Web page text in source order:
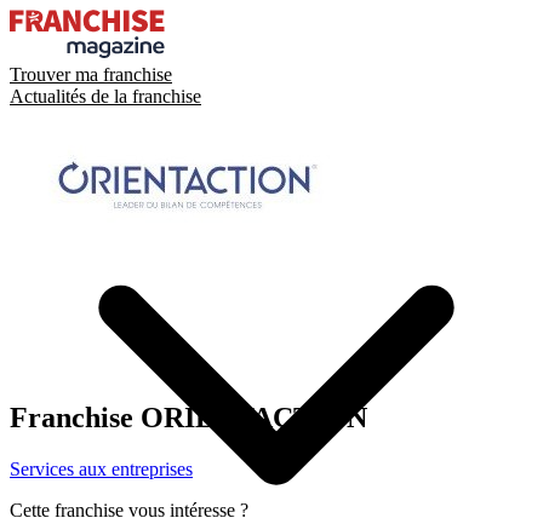
Trouver ma franchise
Actualités de la franchise
Franchise ORIENTACTION
Services aux entreprises
Cette franchise vous intéresse ?